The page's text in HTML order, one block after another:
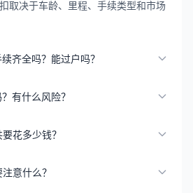
取决于车龄、里程、手续类型和市场
齐全吗？能过户吗？
有什么风险？
花多少钱？
意什么？